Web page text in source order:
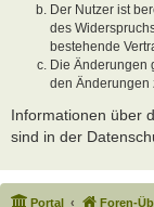
Der Nutzer ist
des
bestehende
Die Änderungen
den Änderungen
Informationen über
sind in der
Portal Foren-